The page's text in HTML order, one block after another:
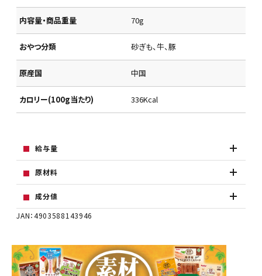
内容量・商品重量 70g
おやつ分類 砂ぎも、牛、豚
原産国 中国
カロリー(100g当たり) 336Kcal
給与量
原材料
成分値
JAN：4903588143946